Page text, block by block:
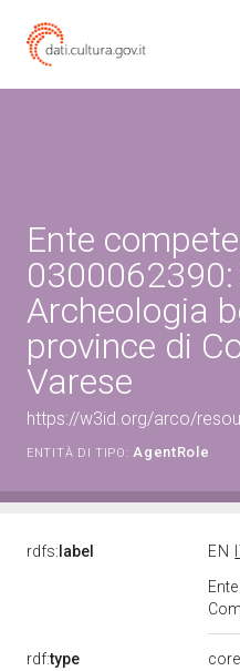
Ente
Archeologia
province di
Varese
https://w3id.org/arco/
ENTITÀ DI TIPO: AgentRole
rdfs: label EN
rdf:type